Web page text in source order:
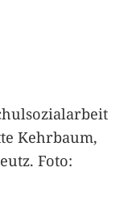
Kehrbaum,
Foto: